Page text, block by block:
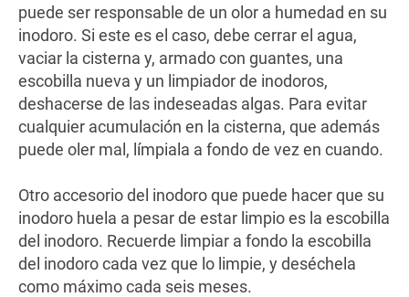
puede ser responsable de un olor a humedad en su
inodoro. Si este es el caso, debe cerrar el agua,
vaciar la cisterna y, armado con guantes, una
escobilla nueva y un limpiador de inodoros,
deshacerse de las indeseadas algas. Para evitar
cualquier acumulación en la cisterna, que además
puede oler mal, límpiala a fondo de vez en cuando.
Otro accesorio del inodoro que puede hacer que su
inodoro huela a pesar de estar limpio es la escobilla
del inodoro. Recuerde limpiar a fondo la escobilla
del inodoro cada vez que lo limpie, y deséchela
como máximo cada seis meses.